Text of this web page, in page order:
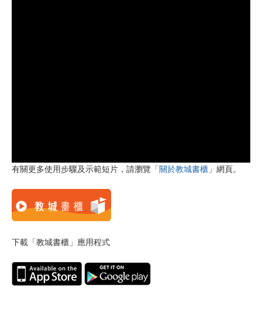
有關更多使用步驟及示範短片，請瀏覽「關於教城書櫃 」網頁。
下載「教城書櫃」應用程式